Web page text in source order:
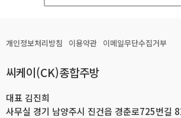
개인정보처리방침 이용약관 이메일무단수집거부
씨케이(CK)종합주방
대표 김진희
사무실 경기 남양주시 진건읍 경춘로725번길